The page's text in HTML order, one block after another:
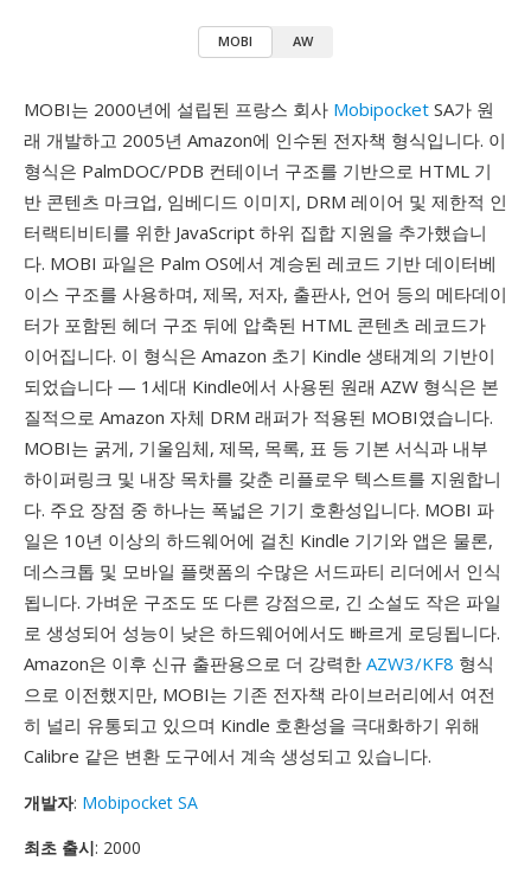
MOBI AW
MOBI는 2000년에 설립된 프랑스 회사 Mobipocket SA가 원
래 개발하고 2005년 Amazon에 인수된 전자책 형식입니다. 이
형식은 PalmDOC/PDB 컨테이너 구조를 기반으로 HTML 기
반 콘텐츠 마크업, 임베디드 이미지, DRM 레이어 및 제한적 인
터랙티비티를 위한 JavaScript 하위 집합 지원을 추가했습니
다. MOBI 파일은 Palm OS에서 계승된 레코드 기반 데이터베
이스 구조를 사용하며, 제목, 저자, 출판사, 언어 등의 메타데이
터가 포함된 헤더 구조 뒤에 압축된 HTML 콘텐츠 레코드가
이어집니다. 이 형식은 Amazon 초기 Kindle 생태계의 기반이
되었습니다 — 1세대 Kindle에서 사용된 원래 AZW 형식은 본
질적으로 Amazon 자체 DRM 래퍼가 적용된 MOBI였습니다.
MOBI는 굵게, 기울임체, 제목, 목록, 표 등 기본 서식과 내부
하이퍼링크 및 내장 목차를 갖춘 리플로우 텍스트를 지원합니
다. 주요 장점 중 하나는 폭넓은 기기 호환성입니다. MOBI 파
일은 10년 이상의 하드웨어에 걸친 Kindle 기기와 앱은 물론,
데스크톱 및 모바일 플랫폼의 수많은 서드파티 리더에서 인식
됩니다. 가벼운 구조도 또 다른 강점으로, 긴 소설도 작은 파일
로 생성되어 성능이 낮은 하드웨어에서도 빠르게 로딩됩니다.
Amazon은 이후 신규 출판용으로 더 강력한 AZW3/KF8 형식
으로 이전했지만, MOBI는 기존 전자책 라이브러리에서 여전
히 널리 유통되고 있으며 Kindle 호환성을 극대화하기 위해
Calibre 같은 변환 도구에서 계속 생성되고 있습니다.
개발자: Mobipocket SA
최초 출시: 2000